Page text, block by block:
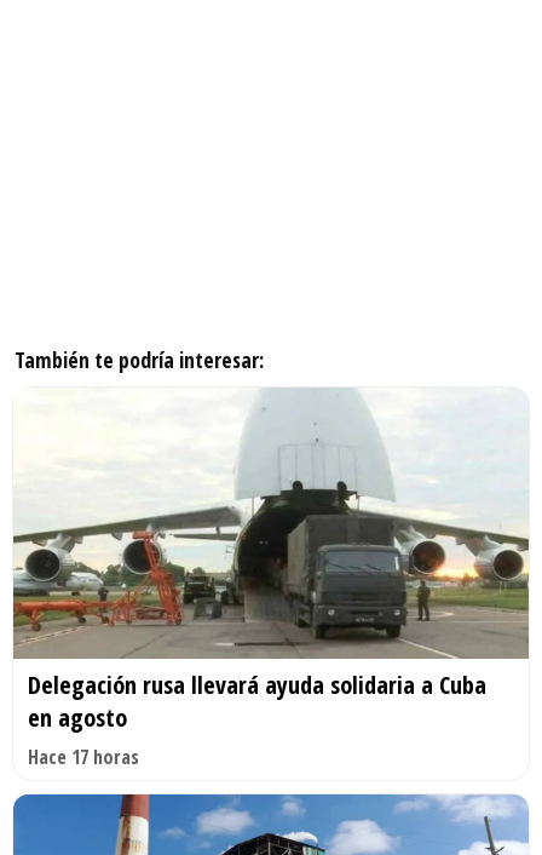
También te podría interesar:
Delegación rusa llevará ayuda solidaria a Cuba
en agosto
Hace 17 horas